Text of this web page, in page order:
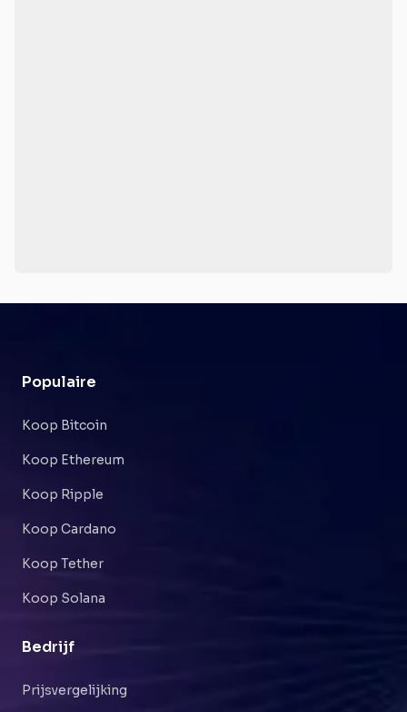
Populaire
Koop Bitcoin
Koop Ethereum
Koop Ripple
Koop Cardano
Koop Tether
Koop Solana
Bedrijf
Prijsvergelijking